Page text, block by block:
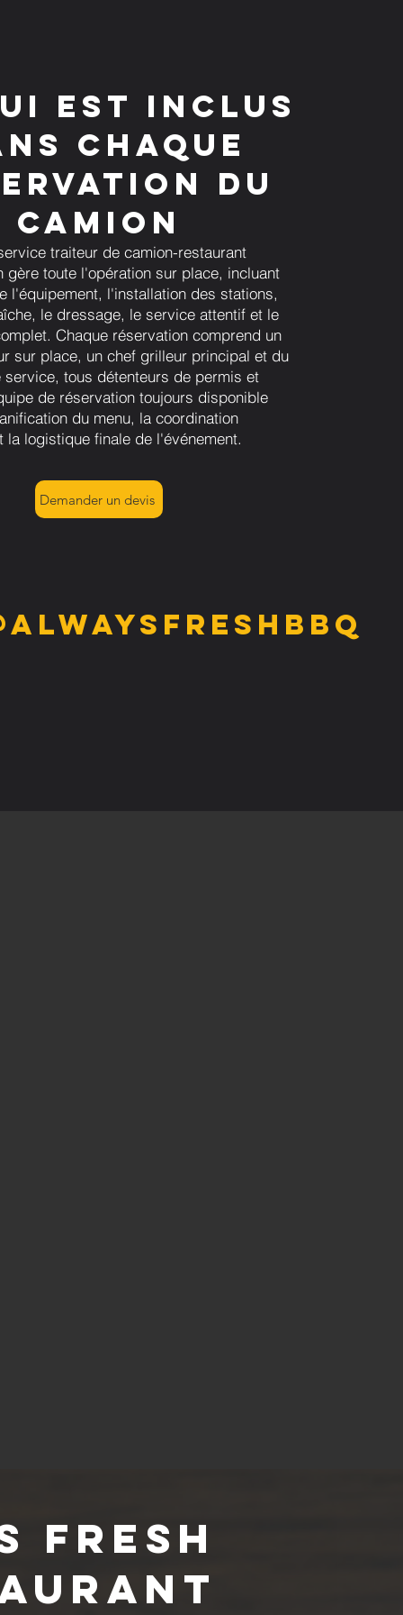
est inclus
chaque
du
camion
traiteur de camion-restaurant
gère toute l'opération sur place, incluant
l'équipement, l'installation des stations,
le dressage, le service attentif et le
Chaque réservation comprend un
sur place, un chef grilleur principal et du
service, tous détenteurs de permis et
de réservation toujours disponible
du menu, la coordination
la logistique finale de l'événement.
Demander un devis
Fresh